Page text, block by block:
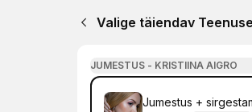
Valige täiendav
JUMESTUS - KRISTIINA AIGRO
Broneeri
Jumestus +